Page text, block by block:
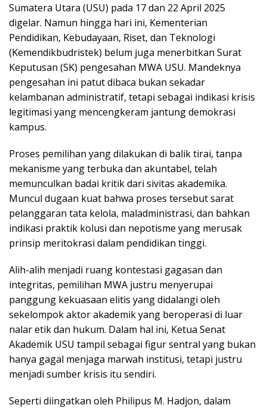
Sumatera Utara (USU) pada 17 dan 22 April 2025
digelar. Namun hingga hari ini, Kementerian
Pendidikan, Kebudayaan, Riset, dan Teknologi
(Kemendikbudristek) belum juga menerbitkan Surat
Keputusan (SK) pengesahan MWA USU. Mandeknya
pengesahan ini patut dibaca bukan sekadar
kelambanan administratif, tetapi sebagai indikasi krisis
legitimasi yang mencengkeram jantung demokrasi
kampus.
Proses pemilihan yang dilakukan di balik tirai, tanpa
mekanisme yang terbuka dan akuntabel, telah
memunculkan badai kritik dari sivitas akademika.
Muncul dugaan kuat bahwa proses tersebut sarat
pelanggaran tata kelola, maladministrasi, dan bahkan
indikasi praktik kolusi dan nepotisme yang merusak
prinsip meritokrasi dalam pendidikan tinggi.
Alih-alih menjadi ruang kontestasi gagasan dan
integritas, pemilihan MWA justru menyerupai
panggung kekuasaan elitis yang didalangi oleh
sekelompok aktor akademik yang beroperasi di luar
nalar etik dan hukum. Dalam hal ini, Ketua Senat
Akademik USU tampil sebagai figur sentral yang bukan
hanya gagal menjaga marwah institusi, tetapi justru
menjadi sumber krisis itu sendiri.
Seperti diingatkan oleh Philipus M. Hadjon, dalam